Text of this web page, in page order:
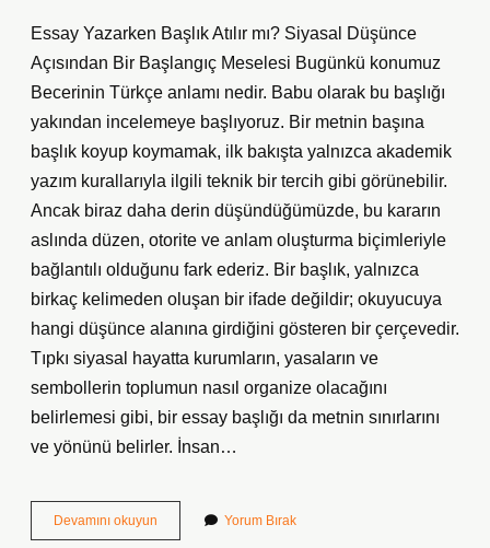
Essay Yazarken Başlık Atılır mı? Siyasal Düşünce
Açısından Bir Başlangıç Meselesi Bugünkü konumuz
Becerinin Türkçe anlamı nedir. Babu olarak bu başlığı
yakından incelemeye başlıyoruz. Bir metnin başına
başlık koyup koymamak, ilk bakışta yalnızca akademik
yazım kurallarıyla ilgili teknik bir tercih gibi görünebilir.
Ancak biraz daha derin düşündüğümüzde, bu kararın
aslında düzen, otorite ve anlam oluşturma biçimleriyle
bağlantılı olduğunu fark ederiz. Bir başlık, yalnızca
birkaç kelimeden oluşan bir ifade değildir; okuyucuya
hangi düşünce alanına girdiğini gösteren bir çerçevedir.
Tıpkı siyasal hayatta kurumların, yasaların ve
sembollerin toplumun nasıl organize olacağını
belirlemesi gibi, bir essay başlığı da metnin sınırlarını
ve yönünü belirler. İnsan…
Devamını okuyun Becerinin
Türkçe
Yorum Bırak